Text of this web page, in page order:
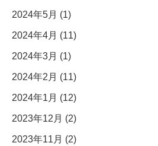
2024年5月 (1)
2024年4月 (11)
2024年3月 (1)
2024年2月 (11)
2024年1月 (12)
2023年12月 (2)
2023年11月 (2)